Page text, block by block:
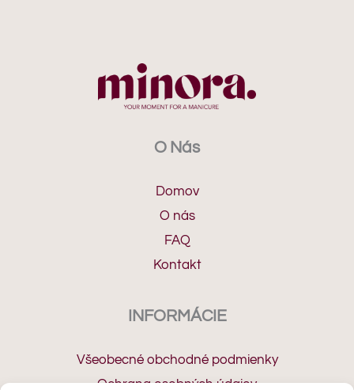
O Nás
Domov
O nás
FAQ
Kontakt
INFORMÁCIE
Všeobecné obchodné podmienky
Ochrana osobných údajov